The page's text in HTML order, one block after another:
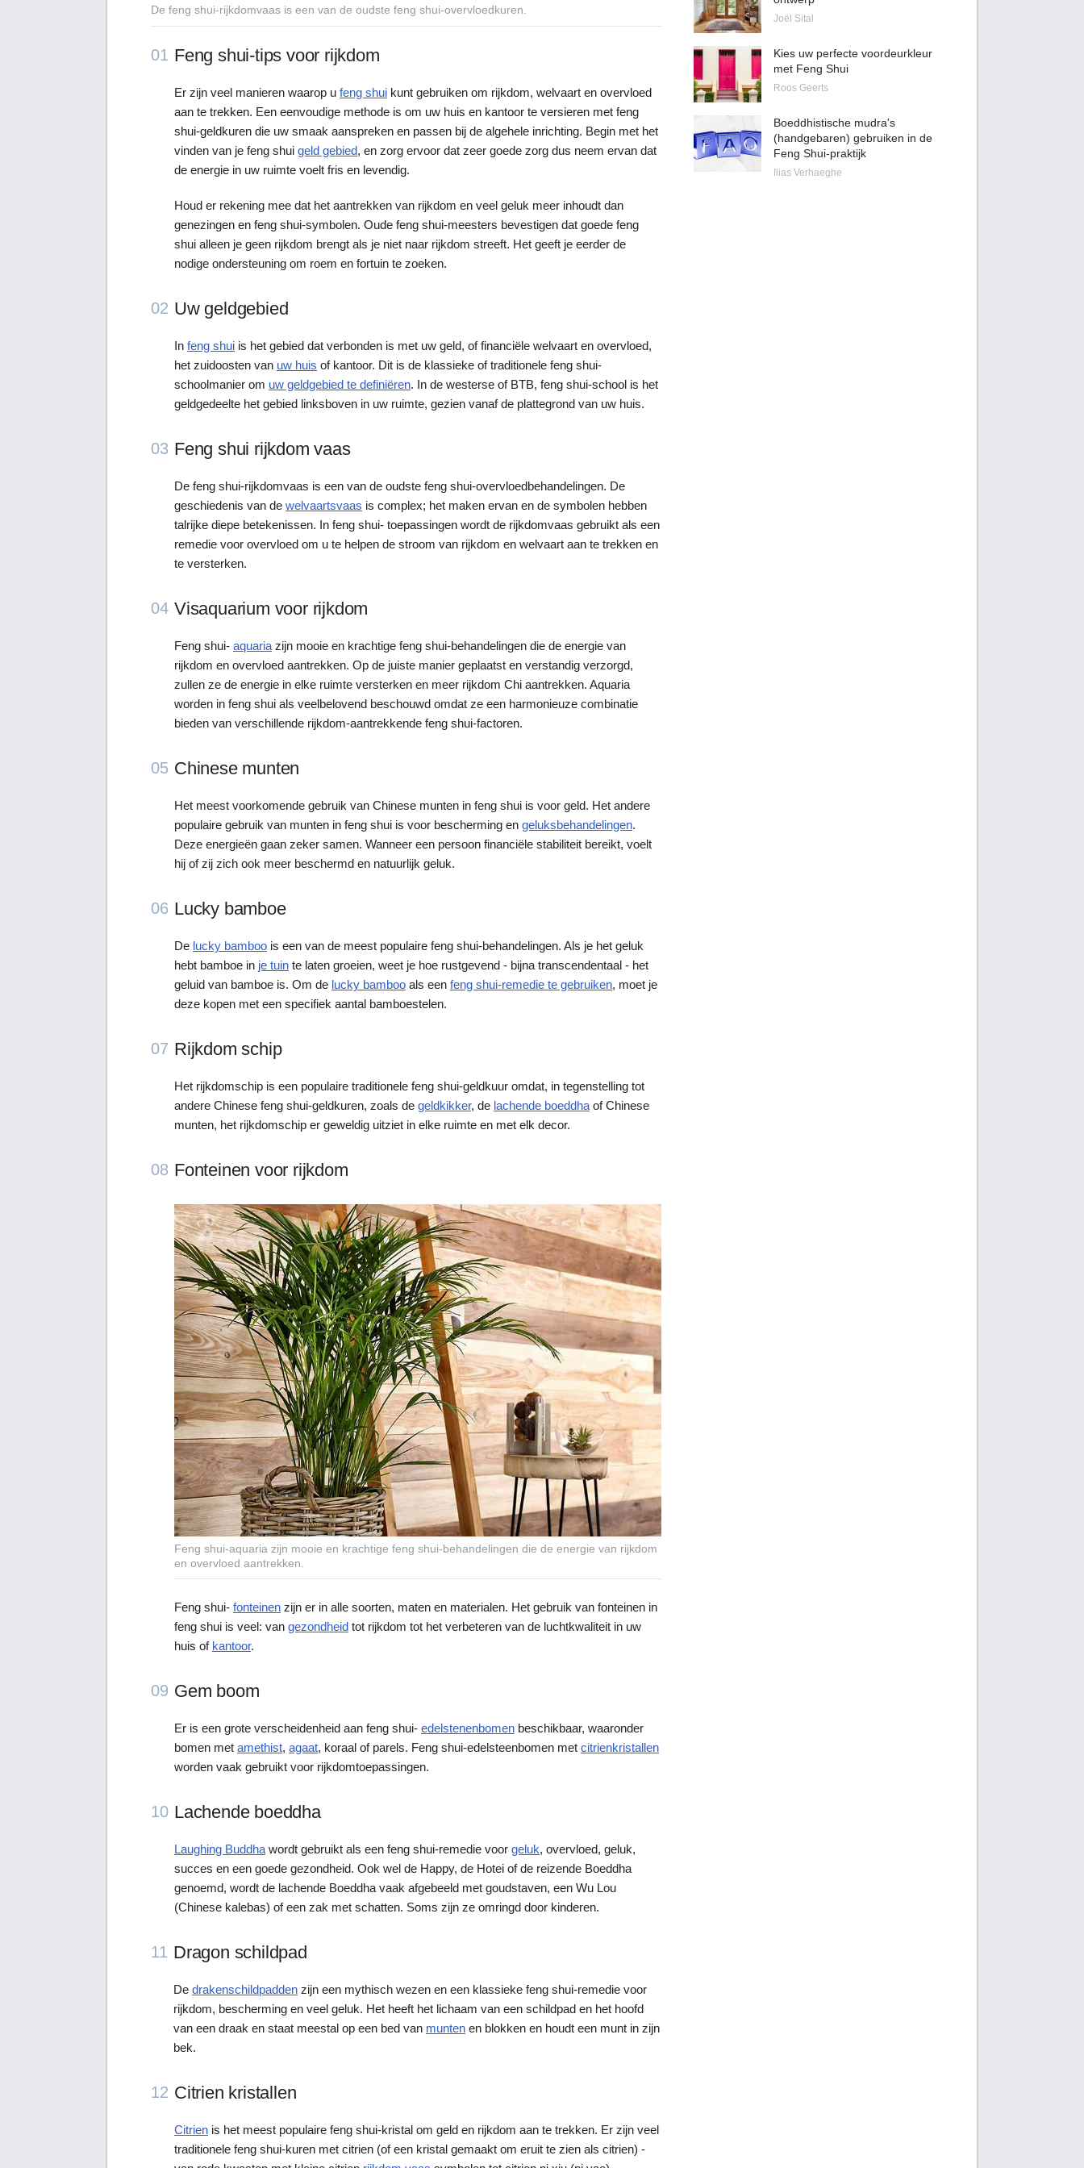
De feng shui-rijkdomvaas is een van de oudste feng shui-overvloedkuren.
01 Feng shui-tips voor rijkdom
Er zijn veel manieren waarop u feng shui kunt gebruiken om rijkdom, welvaart en overvloed
aan te trekken. Een eenvoudige methode is om uw huis en kantoor te versieren met feng
shui-geldkuren die uw smaak aanspreken en passen bij de algehele inrichting. Begin met het
vinden van je feng shui geld gebied, en zorg ervoor dat zeer goede zorg dus neem ervan dat
de energie in uw ruimte voelt fris en levendig.
Houd er rekening mee dat het aantrekken van rijkdom en veel geluk meer inhoudt dan
genezingen en feng shui-symbolen. Oude feng shui-meesters bevestigen dat goede feng
shui alleen je geen rijkdom brengt als je niet naar rijkdom streeft. Het geeft je eerder de
nodige ondersteuning om roem en fortuin te zoeken.
02 Uw geldgebied
In feng shui is het gebied dat verbonden is met uw geld, of financiële welvaart en overvloed,
het zuidoosten van uw huis of kantoor. Dit is de klassieke of traditionele feng shui-
schoolmanier om uw geldgebied te definiëren. In de westerse of BTB, feng shui-school is het
geldgedeelte het gebied linksboven in uw ruimte, gezien vanaf de plattegrond van uw huis.
03 Feng shui rijkdom vaas
De feng shui-rijkdomvaas is een van de oudste feng shui-overvloedbehandelingen. De
geschiedenis van de welvaartsvaas is complex; het maken ervan en de symbolen hebben
talrijke diepe betekenissen. In feng shui- toepassingen wordt de rijkdomvaas gebruikt als een
remedie voor overvloed om u te helpen de stroom van rijkdom en welvaart aan te trekken en
te versterken.
04 Visaquarium voor rijkdom
Feng shui- aquaria zijn mooie en krachtige feng shui-behandelingen die de energie van
rijkdom en overvloed aantrekken. Op de juiste manier geplaatst en verstandig verzorgd,
zullen ze de energie in elke ruimte versterken en meer rijkdom Chi aantrekken. Aquaria
worden in feng shui als veelbelovend beschouwd omdat ze een harmonieuze combinatie
bieden van verschillende rijkdom-aantrekkende feng shui-factoren.
05 Chinese munten
Het meest voorkomende gebruik van Chinese munten in feng shui is voor geld. Het andere
populaire gebruik van munten in feng shui is voor bescherming en geluksbehandelingen.
Deze energieën gaan zeker samen. Wanneer een persoon financiële stabiliteit bereikt, voelt
hij of zij zich ook meer beschermd en natuurlijk geluk.
06 Lucky bamboe
De lucky bamboo is een van de meest populaire feng shui-behandelingen. Als je het geluk
hebt bamboe in je tuin te laten groeien, weet je hoe rustgevend - bijna transcendentaal - het
geluid van bamboe is. Om de lucky bamboo als een feng shui-remedie te gebruiken, moet je
deze kopen met een specifiek aantal bamboestelen.
07 Rijkdom schip
Het rijkdomschip is een populaire traditionele feng shui-geldkuur omdat, in tegenstelling tot
andere Chinese feng shui-geldkuren, zoals de geldkikker, de lachende boeddha of Chinese
munten, het rijkdomschip er geweldig uitziet in elke ruimte en met elk decor.
08 Fonteinen voor rijkdom
Feng shui-aquaria zijn mooie en krachtige feng shui-behandelingen die de energie van rijkdom
en overvloed aantrekken.
Feng shui- fonteinen zijn er in alle soorten, maten en materialen. Het gebruik van fonteinen in
feng shui is veel: van gezondheid tot rijkdom tot het verbeteren van de luchtkwaliteit in uw
huis of kantoor.
09 Gem boom
Er is een grote verscheidenheid aan feng shui- edelstenenbomen beschikbaar, waaronder
bomen met amethist, agaat, koraal of parels. Feng shui-edelsteenbomen met citrienkristallen
worden vaak gebruikt voor rijkdomtoepassingen.
10 Lachende boeddha
Laughing Buddha wordt gebruikt als een feng shui-remedie voor geluk, overvloed, geluk,
succes en een goede gezondheid. Ook wel de Happy, de Hotei of de reizende Boeddha
genoemd, wordt de lachende Boeddha vaak afgebeeld met goudstaven, een Wu Lou
(Chinese kalebas) of een zak met schatten. Soms zijn ze omringd door kinderen.
11 Dragon schildpad
De drakenschildpadden zijn een mythisch wezen en een klassieke feng shui-remedie voor
rijkdom, bescherming en veel geluk. Het heeft het lichaam van een schildpad en het hoofd
van een draak en staat meestal op een bed van munten en blokken en houdt een munt in zijn
bek.
12 Citrien kristallen
Citrien is het meest populaire feng shui-kristal om geld en rijkdom aan te trekken. Er zijn veel
traditionele feng shui-kuren met citrien (of een kristal gemaakt om eruit te zien als citrien) -
Joël Sital
Kies uw perfecte voordeurkleur
met Feng Shui
Roos Geerts
Boeddhistische mudra's
(handgebaren) gebruiken in de
Feng Shui-praktijk
Ilias Verhaeghe